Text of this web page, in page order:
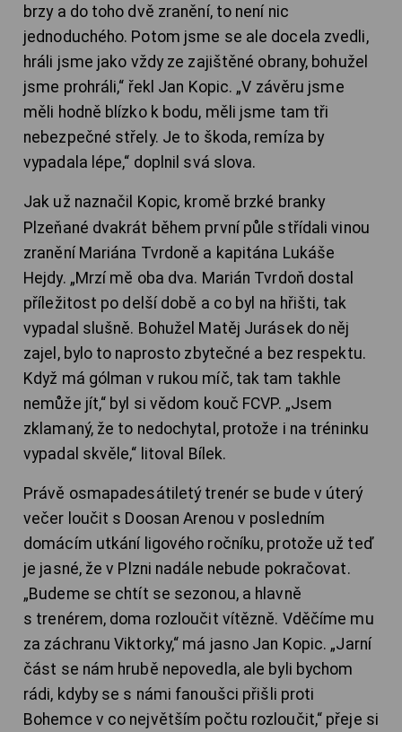
brzy a do toho dvě zranění, to není nic
jednoduchého. Potom jsme se ale docela zvedli,
hráli jsme jako vždy ze zajištěné obrany, bohužel
jsme prohráli,“ řekl Jan Kopic. „V závěru jsme
měli hodně blízko k bodu, měli jsme tam tři
nebezpečné střely. Je to škoda, remíza by
vypadala lépe,“ doplnil svá slova.
Jak už naznačil Kopic, kromě brzké branky
Plzeňané dvakrát během první půle střídali vinou
zranění Mariána Tvrdoně a kapitána Lukáše
Hejdy. „Mrzí mě oba dva. Marián Tvrdoň dostal
příležitost po delší době a co byl na hřišti, tak
vypadal slušně. Bohužel Matěj Jurásek do něj
zajel, bylo to naprosto zbytečné a bez respektu.
Když má gólman v rukou míč, tak tam takhle
nemůže jít,“ byl si vědom kouč FCVP. „Jsem
zklamaný, že to nedochytal, protože i na tréninku
vypadal skvěle,“ litoval Bílek.
Právě osmapadesátiletý trenér se bude v úterý
večer loučit s Doosan Arenou v posledním
domácím utkání ligového ročníku, protože už teď
je jasné, že v Plzni nadále nebude pokračovat.
„Budeme se chtít se sezonou, a hlavně
s trenérem, doma rozloučit vítězně. Vděčíme mu
za záchranu Viktorky,“ má jasno Jan Kopic. „Jarní
část se nám hrubě nepovedla, ale byli bychom
rádi, kdyby se s námi fanoušci přišli proti
Bohemce v co největším počtu rozloučit,“ přeje si